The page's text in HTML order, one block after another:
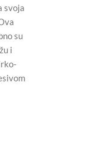
svoja
su
i